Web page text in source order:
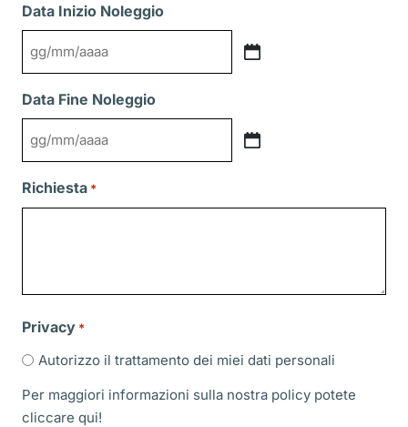
Data Inizio Noleggio
GG
MM
slash
AAAA
Data Fine Noleggio
GG
MM
Richiesta *
Privacy *
Autorizzo il trattamento dei miei dati personali
Per maggiori informazioni sulla nostra policy potete
cliccare qui!